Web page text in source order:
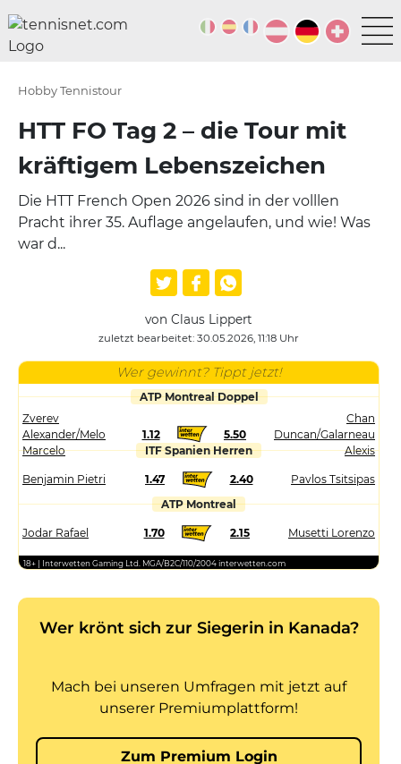
Hobby Tennistour
HTT FO Tag 2 – die Tour mit
kräftigem Lebenszeichen
Die HTT French Open 2026 sind in der volllen
Pracht ihrer 35. Auflage angelaufen, und wie! Was
war d...
von Claus Lippert
zuletzt bearbeitet: 30.05.2026, 11:18 Uhr
Wer gewinnt? Tippt jetzt!
ATP Montreal Doppel
Zverev
Alexander/Melo
Marcelo
1.12 5.50
Chan
Duncan/Galarneau
Alexis
ITF Spanien Herren
Benjamin Pietri 1.47 2.40
Pavlos Tsitsipas
ATP Montreal
Jodar Rafael 1.70 2.15 Musetti Lorenzo
18+ | Interwetten Gaming Ltd. MGA/B2C/110/2004 interwetten.com